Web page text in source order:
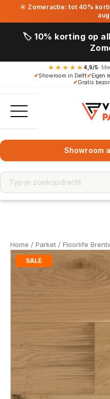
☀ Zomeractie: tot 40%
🏷️ 10% korting op
★★★★★ 4,9/5·
✔Showroom in Delft✔Eigen
✔Gratis
Showroom
Home / Parket / Floorlife
SALE